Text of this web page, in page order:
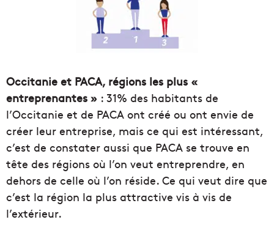
Occitanie et PACA, régions les plus «
entreprenantes » : 31% des habitants de
l’Occitanie et de PACA ont créé ou ont envie de
créer leur entreprise, mais ce qui est intéressant,
c’est de constater aussi que PACA se trouve en
tête des régions où l’on veut entreprendre, en
dehors de celle où l’on réside. Ce qui veut dire que
c’est la région la plus attractive vis à vis de
l’extérieur.